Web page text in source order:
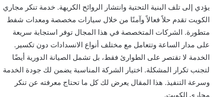
يؤدي إلى تلف البنية التحتية وانتشار الروائح الكريهة. خدمة تنكر مجاري
الكويت تقدم حلاً فعالاً وآمنًا من خلال سيارات مخصصة ومعدات شفط
متطورة. الشركات المتخصصة في هذا المجال توفر استجابة سريعة
على مدار الساعة وتتعامل مع مختلف أنواع الانسدادات دون تكسير.
الخدمة لا تقتصر على الطوارئ فقط، بل تشمل الصيانة الدورية أيضًا
لتجنب تكرار المشكلة. اختيار الشركة المناسبة يضمن لك جودة الخدمة
وسرعة التنفيذ. هذا المقال يعرض لك كل ما تحتاج معرفته عن تنكر
مجاري الكويت.